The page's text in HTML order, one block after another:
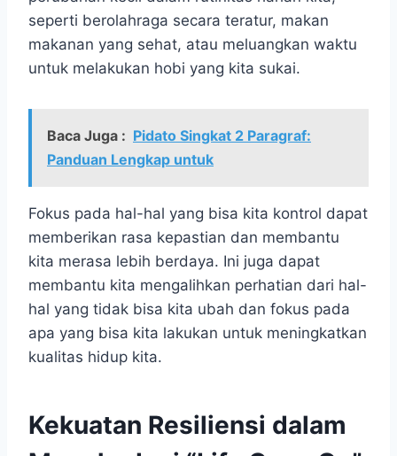
seperti berolahraga secara teratur, makan
makanan yang sehat, atau meluangkan waktu
untuk melakukan hobi yang kita sukai.
Baca Juga : Pidato Singkat 2 Paragraf:
Panduan Lengkap untuk
Fokus pada hal-hal yang bisa kita kontrol dapat
memberikan rasa kepastian dan membantu
kita merasa lebih berdaya. Ini juga dapat
membantu kita mengalihkan perhatian dari hal-
hal yang tidak bisa kita ubah dan fokus pada
apa yang bisa kita lakukan untuk meningkatkan
kualitas hidup kita.
Kekuatan Resiliensi dalam